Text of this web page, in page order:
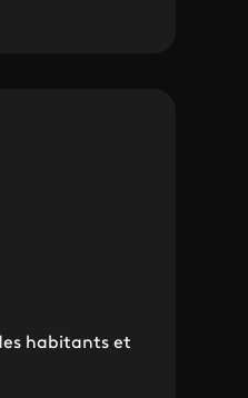
habitants et